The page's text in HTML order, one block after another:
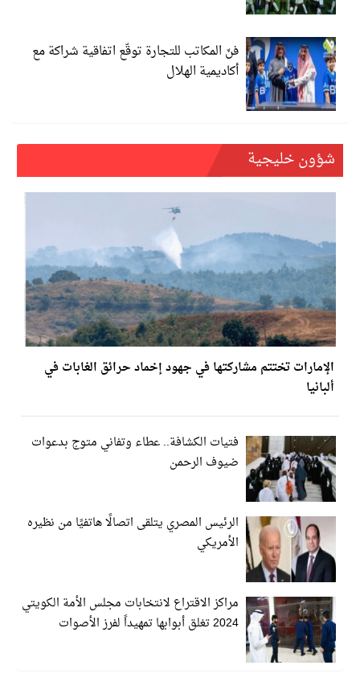
فنّ المكاتب للتجارة توقّع اتفاقية شراكة مع
أكاديمية الهلال
شؤون خليجية
الإمارات تختتم مشاركتها في جهود إخماد حرائق الغابات في
ألبانيا
فتيات الكشافة.. عطاء وتفاني متوج بدعوات
ضيوف الرحمن
الرئيس المصري يتلقى اتصالًا هاتفيًا من نظيره
الأمريكي
مراكز الاقتراع لانتخابات مجلس الأمة الكويتي
2024 تغلق أبوابها تمهيداً لفرز الأصوات